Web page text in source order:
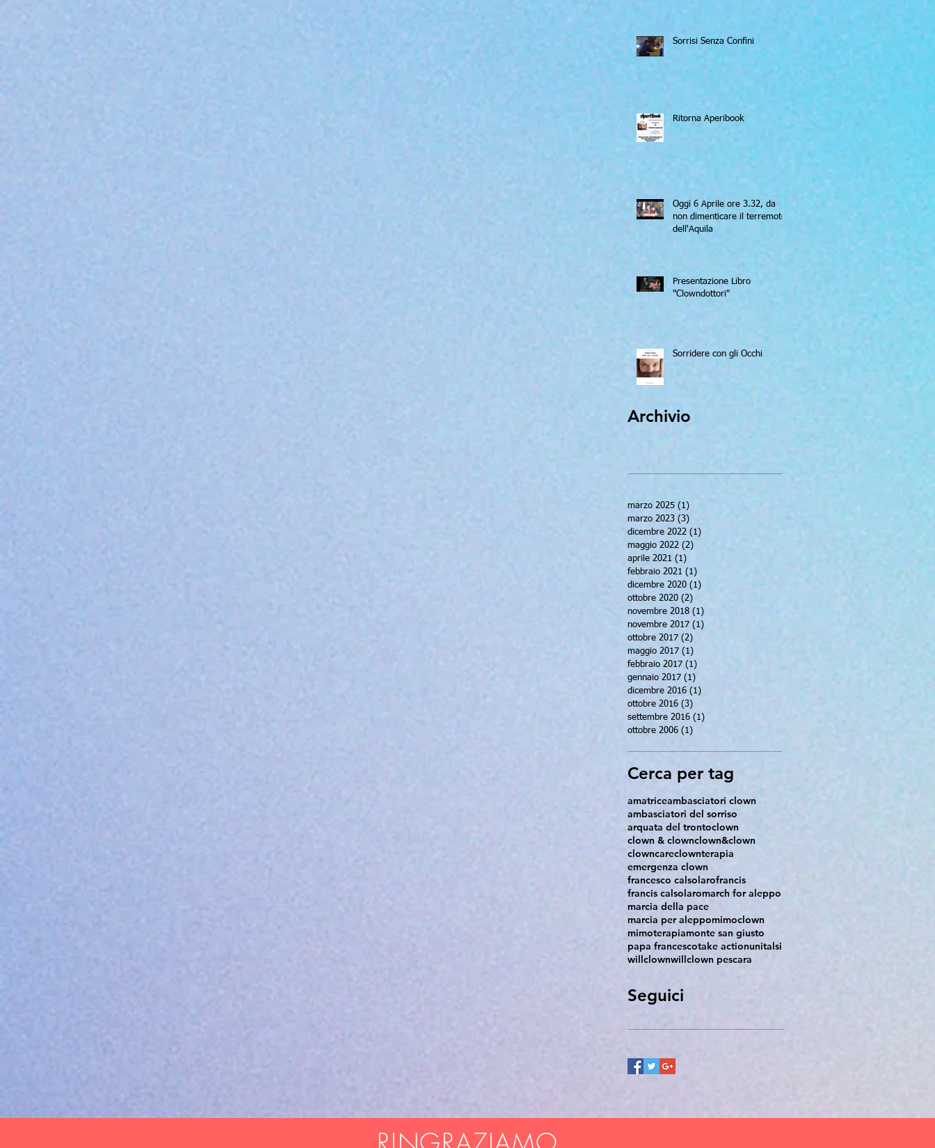
Sorrisi Senza Confini
Ritorna Aperibook
Oggi 6 Aprile ore 3.32, da
non dimenticare il terremoto
dell'Aquila
Presentazione Libro
"Clowndottori"
Sorridere con gli Occhi
Archivio
marzo 2025 (1)
marzo 2023 (3)
dicembre 2022 (1)
maggio 2022 (2)
aprile 2021 (1)
febbraio 2021 (1)
dicembre 2020 (1)
ottobre 2020 (2)
novembre 2018 (1)
novembre 2017 (1)
ottobre 2017 (2)
maggio 2017 (1)
febbraio 2017 (1)
gennaio 2017 (1)
dicembre 2016 (1)
ottobre 2016 (3)
settembre 2016 (1)
ottobre 2006 (1)
Cerca per tag
amatriceambasciatori clown
ambasciatori del sorriso
arquata del trontoclown
clown & clownclown&clown
clowncareclownterapia
emergenza clown
francesco calsolarofrancis
francis calsolaromarch for aleppo
marcia della pace
marcia per aleppomimoclown
mimoterapiamonte san giusto
papa francescotake actionunitalsi
willclownwillclown pescara
Seguici